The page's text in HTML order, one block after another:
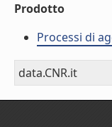
Prodotto
Processi di
data.CNR.it